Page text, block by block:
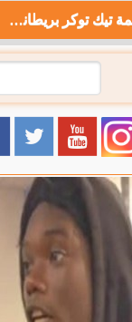
محاكمة تيك توكر بريطاني شهير بسبب مقالب .. فيديو - جي بي سي نيوز